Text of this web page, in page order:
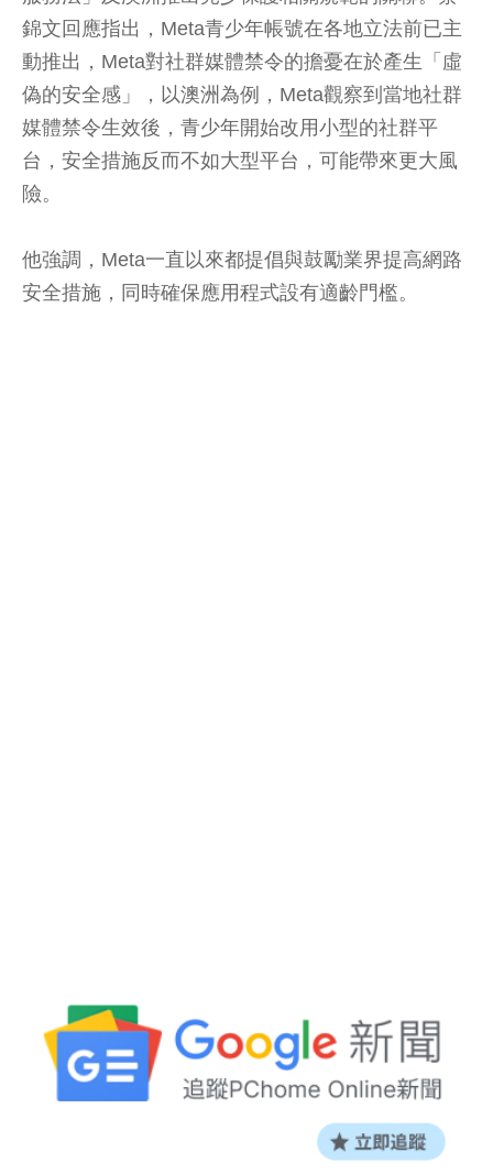
錦文回應指出，Meta青少年帳號在各地立法前已主
動推出，Meta對社群媒體禁令的擔憂在於產生「虛
偽的安全感」，以澳洲為例，Meta觀察到當地社群
媒體禁令生效後，青少年開始改用小型的社群平
台，安全措施反而不如大型平台，可能帶來更大風
險。
他強調，Meta一直以來都提倡與鼓勵業界提高網路
安全措施，同時確保應用程式設有適齡門檻。